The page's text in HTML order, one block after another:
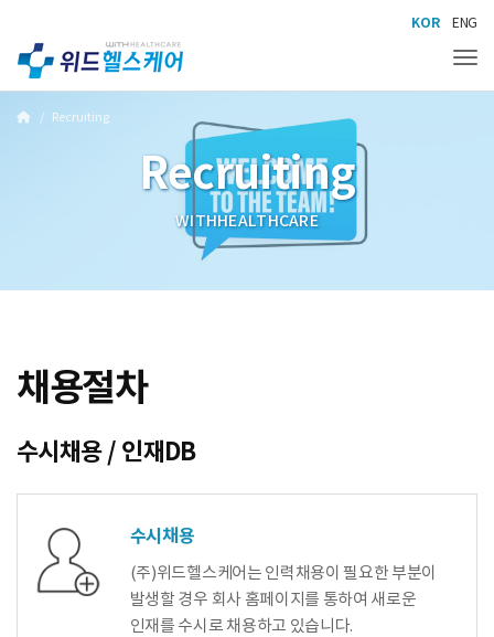
KOR ENG
Recruiting
WITHHEALTHCARE
Recruiting
채용절차
수시채용 / 인재DB
수시채용
(주)위드헬스케어는 인력채용이 필요한 부분이
발생할 경우 회사 홈페이지를 통하여 새로운
인재를 수시로 채용하고 있습니다.